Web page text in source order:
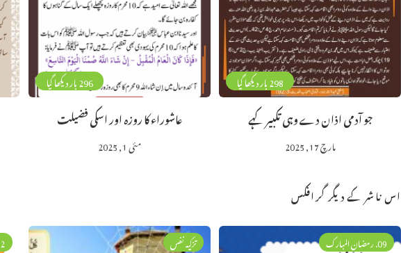
296 بار دیکھا گیا
عاشوراء کا روزہ اور اسکی فضیلت
مئی 1, 2025
298 بار دیکھا گیا
جو آدمی اذان دے وہی تکبیر کہے
مارچ 17, 2025
اس ناشر کے دیگر گرافکس
12. تزکیہ نفس 09. رمضان المبارک